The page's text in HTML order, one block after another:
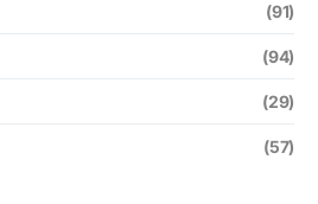
(91)
(94)
(29)
(57)